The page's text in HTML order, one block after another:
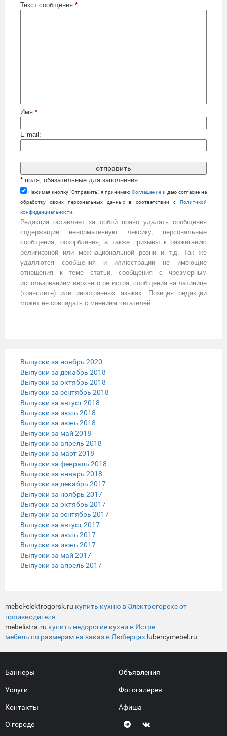
Текст сообщения:*
Имя:*
E-mail:
* поля, обязательные для заполнения
Нажимая кнопку "Отправить", я принимаю Cоглашение и даю согласие на
обработку своих персональных данных в соответствии с Политикой
конфиденциальности
Редакция оставляет за собой право удалять сообщения
содержащие ненормативную лексику, персональные
сообщения, оскорбления, а также призывы к разжиганию
религиозной или межнациональной розни и т.д. Так же
удаляются сообщения и иллюстрации не имеющие
отношения к теме статьи, сообщения с чрезмерным
использованием верхнего регистра, сообщения на латинице
(транслите) или иностранных языках. Позиция редакции
может не совпадать с мнением читателей.
Выпуски за ноябрь 2020
Выпуски за декабрь 2018
Выпуски за октябрь 2018
Выпуски за сентябрь 2018
Выпуски за август 2018
Выпуски за июль 2018
Выпуски за июнь 2018
Выпуски за май 2018
Выпуски за апрель 2018
Выпуски за март 2018
Выпуски за февраль 2018
Выпуски за январь 2018
Выпуски за декабрь 2017
Выпуски за ноябрь 2017
Выпуски за октябрь 2017
Выпуски за сентябрь 2017
Выпуски за август 2017
Выпуски за июль 2017
Выпуски за июнь 2017
Выпуски за май 2017
Выпуски за апрель 2017
mebel-elektrogorsk.ru купить кухню в Электрогорске от
производителя
mebelistra.ru купить недорогие кухни в Истре
мебель по размерам на заказ в Люберцах lubercymebel.ru
Баннеры
Услуги
Контакты
О городе
Объявления
Фотогалерея
Афиша